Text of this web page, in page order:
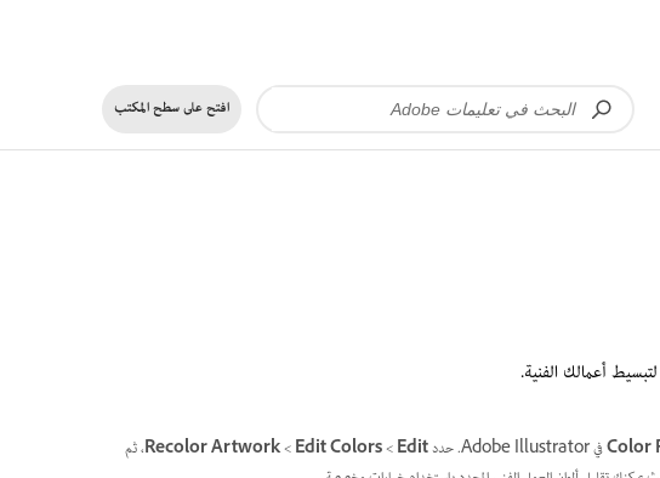
افتح علىسطح المكتب
Colorفي Adobe Illustrator. حدد Edit
>‏
Edit Colors
>‏
Recolor Artwork، ثم